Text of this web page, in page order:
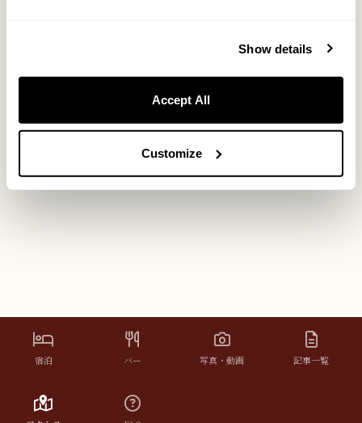
Show details
Accept All
Customize
宿泊 バー 写真・動画 記事一覧